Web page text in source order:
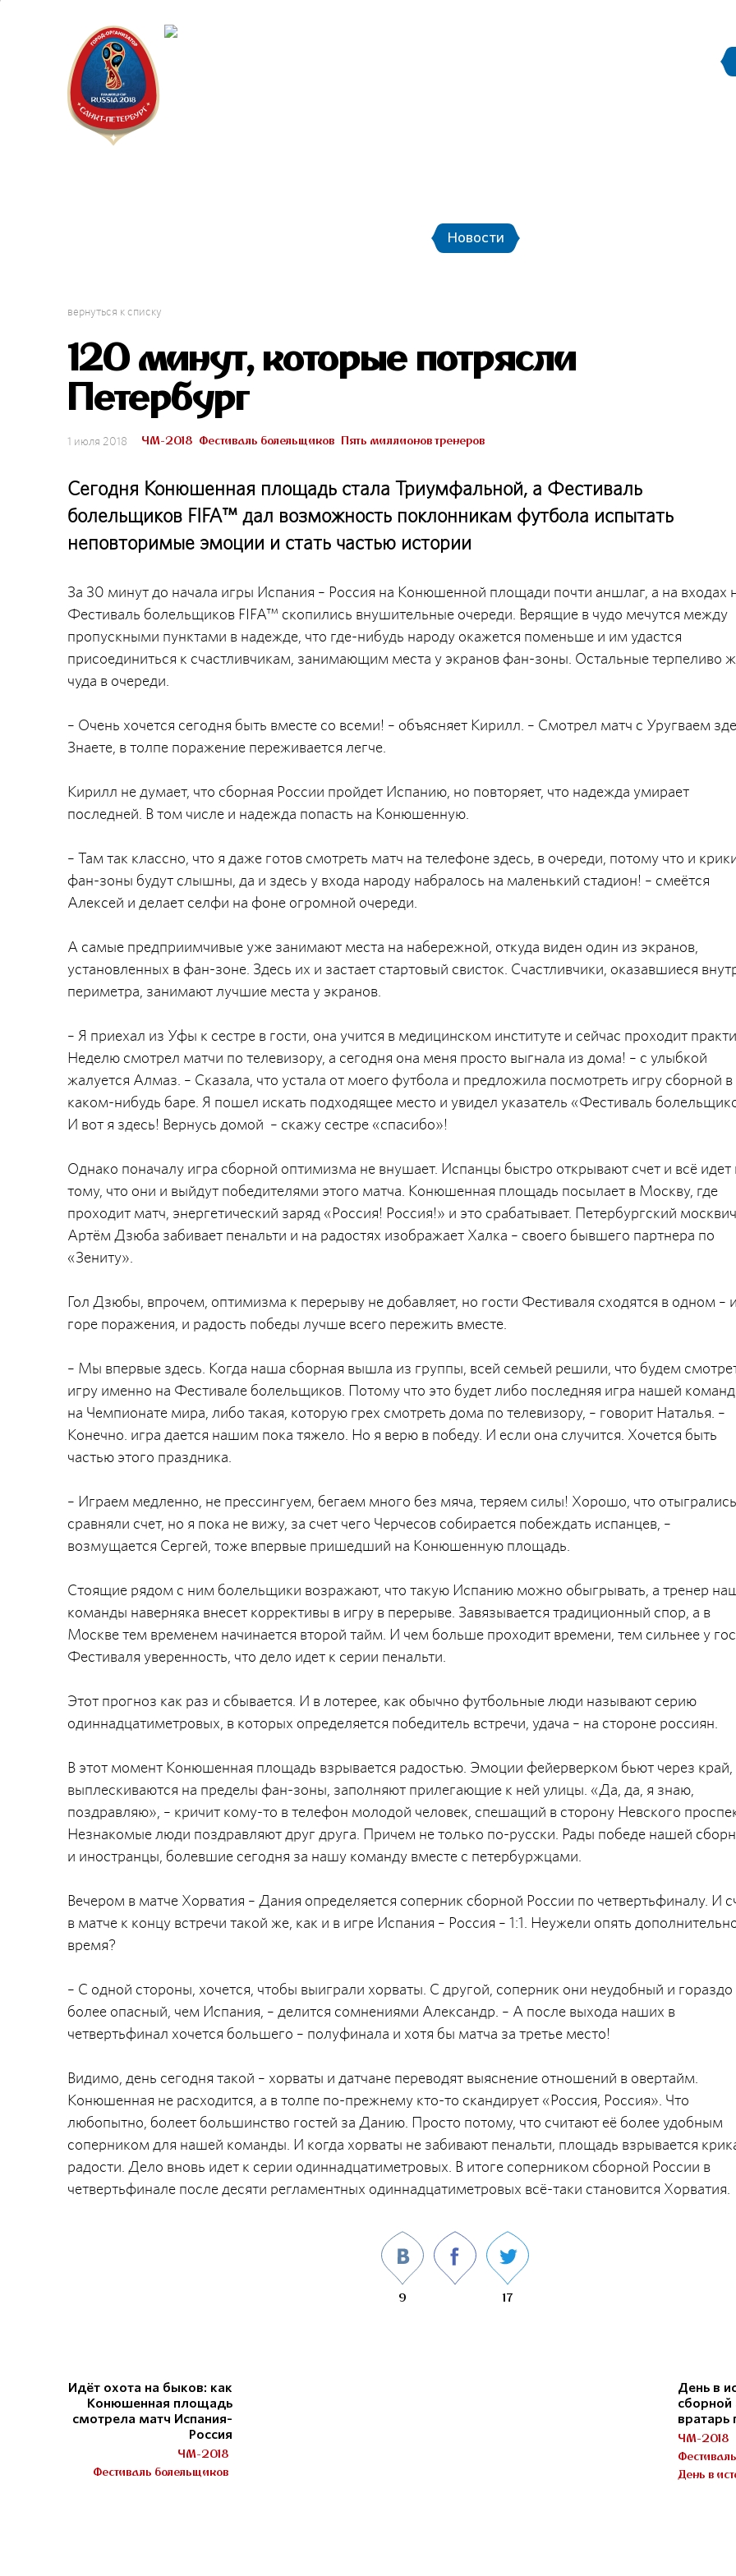
Новости
вернуться к списку
120 минут, которые потрясли
Петербург
1 июля 2018 ЧМ-2018 Фестиваль болельщиков Пять миллионов тренеров
Сегодня Конюшенная площадь стала Триумфальной, а Фестиваль
болельщиков FIFA™ дал возможность поклонникам футбола испытать
неповторимые эмоции и стать частью истории
За 30 минут до начала игры Испания – Россия на Конюшенной площади почти аншлаг, а на входах
Фестиваль болельщиков FIFA™ скопились внушительные очереди. Верящие в чудо мечутся между
пропускными пунктами в надежде, что где-нибудь народу окажется поменьше и им удастся
присоединиться к счастливчикам, занимающим места у экранов фан-зоны. Остальные терпеливо
чуда в очереди.
– Очень хочется сегодня быть вместе со всеми! – объясняет Кирилл. – Смотрел матч с Уругваем
Знаете, в толпе поражение переживается легче.
Кирилл не думает, что сборная России пройдет Испанию, но повторяет, что надежда умирает
последней. В том числе и надежда попасть на Конюшенную.
– Там так классно, что я даже готов смотреть матч на телефоне здесь, в очереди, потому что и
фан-зоны будут слышны, да и здесь у входа народу набралось на маленький стадион! – смеётся
Алексей и делает селфи на фоне огромной очереди.
А самые предприимчивые уже занимают места на набережной, откуда виден один из экранов,
установленных в фан-зоне. Здесь их и застает стартовый свисток. Счастливчики, оказавшиеся
периметра, занимают лучшие места у экранов.
– Я приехал из Уфы к сестре в гости, она учится в медицинском институте и сейчас проходит
Неделю смотрел матчи по телевизору, а сегодня она меня просто выгнала из дома! – с улыбкой
жалуется Алмаз. – Сказала, что устала от моего футбола и предложила посмотреть игру сборной в
каком-нибудь баре. Я пошел искать подходящее место и увидел указатель «Фестиваль
И вот я здесь! Вернусь домой – скажу сестре «спасибо»!
Однако поначалу игра сборной оптимизма не внушает. Испанцы быстро открывают счет и всё идет
тому, что они и выйдут победителями этого матча. Конюшенная площадь посылает в Москву, где
проходит матч, энергетический заряд «Россия! Россия!» и это срабатывает. Петербургский москвич
Артём Дзюба забивает пенальти и на радостях изображает Халка – своего бывшего партнера по
«Зениту».
Гол Дзюбы, впрочем, оптимизма к перерыву не добавляет, но гости Фестиваля сходятся в одном –
горе поражения, и радость победы лучше всего пережить вместе.
– Мы впервые здесь. Когда наша сборная вышла из группы, всей семьей решили, что будем
игру именно на Фестивале болельщиков. Потому что это будет либо последняя игра нашей
на Чемпионате мира, либо такая, которую грех смотреть дома по телевизору, – говорит Наталья. –
Конечно. игра дается нашим пока тяжело. Но я верю в победу. И если она случится. Хочется быть
частью этого праздника.
– Играем медленно, не прессингуем, бегаем много без мяча, теряем силы! Хорошо, что
сравняли счет, но я пока не вижу, за счет чего Черчесов собирается побеждать испанцев, –
возмущается Сергей, тоже впервые пришедший на Конюшенную площадь.
Стоящие рядом с ним болельщики возражают, что такую Испанию можно обыгрывать, а тренер
команды наверняка внесет коррективы в игру в перерыве. Завязывается традиционный спор, а в
Москве тем временем начинается второй тайм. И чем больше проходит времени, тем сильнее у
Фестиваля уверенность, что дело идет к серии пенальти.
Этот прогноз как раз и сбывается. И в лотерее, как обычно футбольные люди называют серию
одиннадцатиметровых, в которых определяется победитель встречи, удача – на стороне россиян.
В этот момент Конюшенная площадь взрывается радостью. Эмоции фейерверком бьют через край,
выплескиваются на пределы фан-зоны, заполняют прилегающие к ней улицы. «Да, да, я знаю,
поздравляю», – кричит кому-то в телефон молодой человек, спешащий в сторону Невского
Незнакомые люди поздравляют друг друга. Причем не только по-русски. Рады победе нашей
и иностранцы, болевшие сегодня за нашу команду вместе с петербуржцами.
Вечером в матче Хорватия – Дания определяется соперник сборной России по четвертьфиналу. И
в матче к концу встречи такой же, как и в игре Испания – Россия – 1:1. Неужели опять
время?
– С одной стороны, хочется, чтобы выиграли хорваты. С другой, соперник они неудобный и гораздо
более опасный, чем Испания, – делится сомнениями Александр. – А после выхода наших в
четвертьфинал хочется большего – полуфинала и хотя бы матча за третье место!
Видимо, день сегодня такой – хорваты и датчане переводят выяснение отношений в овертайм.
Конюшенная не расходится, а в толпе по-прежнему кто-то скандирует «Россия, Россия». Что
любопытно, болеет большинство гостей за Данию. Просто потому, что считают её более удобным
соперником для нашей команды. И когда хорваты не забивают пенальти, площадь взрывается
радости. Дело вновь идет к серии одиннадцатиметровых. В итоге соперником сборной России в
четвертьфинале после десяти регламентных одиннадцатиметровых всё-таки становится Хорватия.
9 17
Идёт охота на быков: как
Конюшенная площадь
смотрела матч Испания-
Россия
ЧМ-2018
Фестиваль болельщиков
День в
сборной
ЧМ-2018
День в